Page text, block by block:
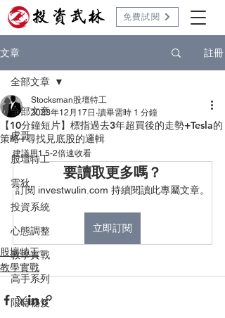
免費試閱
文章 註冊
全部文章
虎哥
股壇特工
雲狄
投資系統
心態調整
教學實戰
高手系列
限時秘笈
全部文章
【10分鐘短片】標指過去3年超買後的走勢+Tesla的
策略+尋找見底股的邏輯
Stocksman股壇特工
2023年12月17日 讀畢需時 1 分鐘
建議用1.5-2倍速收看
要讀取更多嗎？
訂閱 investwulin.com 持續閱讀此專屬文章。
立即訂閱
股壇特工
教學實戰